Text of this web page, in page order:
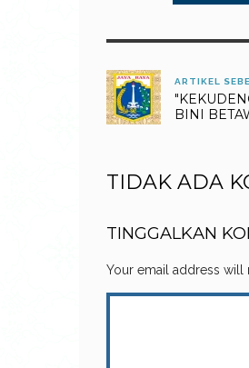
ARTIKEL
BINI
TIDAK ADA
TINGGALKAN
Your email address will